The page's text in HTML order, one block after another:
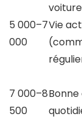
5 000–7
000
Vie
7 000–8
500